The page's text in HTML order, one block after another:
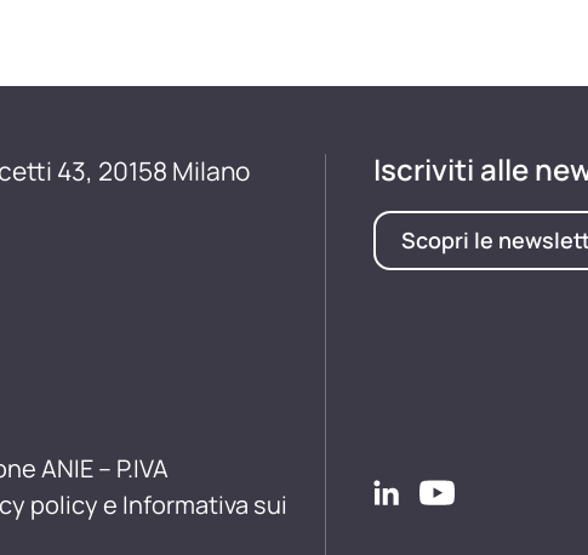
43, 20158 Milano
ANIE – P.IVA
policy e Informativa sui
Iscriviti alle
Scopri le